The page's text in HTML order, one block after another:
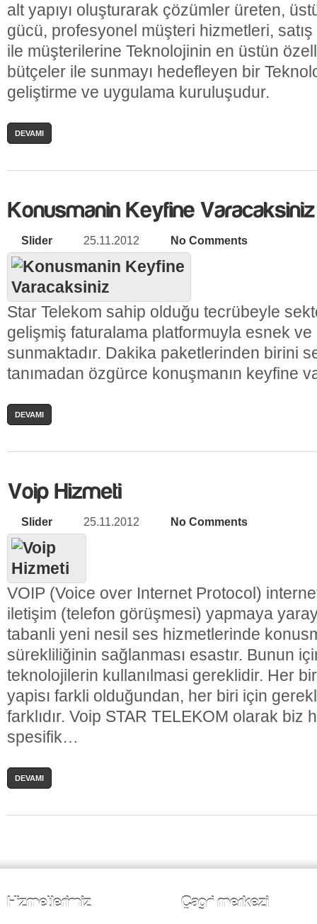
alt yapıyı oluşturarak çözümler üreten,
gücü, profesyonel müşteri hizmetleri,
ile müşterilerine Teknolojinin en üstün
bütçeler ile sunmayı hedefleyen bir
geliştirme ve uygulama kuruluşudur.
DEVAMI
Slider 25.11.2012 No Comments
Star Telekom sahip olduğu tecrübeyle
gelişmiş faturalama platformuyla esnek
sunmaktadır. Dakika paketlerinden birini
tanımadan özgürce konuşmanın keyfine
DEVAMI
Slider 25.11.2012 No Comments
VOIP (Voice over Internet Protocol)
iletişim (telefon görüşmesi) yapmaya
tabanli yeni nesil ses hizmetlerinde
sürekliliğinin sağlanması esastır. Bunun
teknolojilerin kullanılmasi gereklidir. Her
yapisı farkli olduğundan, her biri için
farklıdır. Voip STAR TELEKOM olarak biz
spesifik…
DEVAMI